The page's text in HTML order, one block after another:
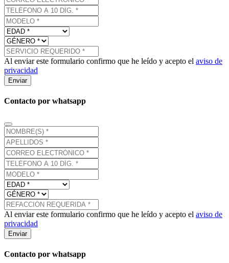
Al enviar este formulario confirmo que he leído y acepto el aviso de
privacidad
Enviar
Contacto por whatsapp
Al enviar este formulario confirmo que he leído y acepto el aviso de
privacidad
Enviar
Contacto por whatsapp